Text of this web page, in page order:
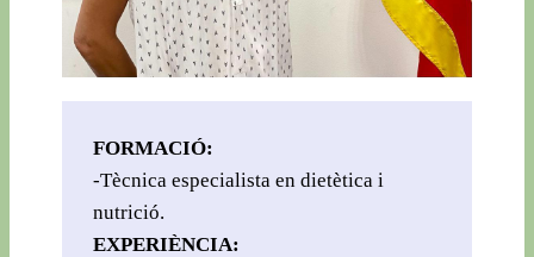
FORMACIÓ:
-Tècnica especialista en dietètica i
EXPERIÈNCIA: